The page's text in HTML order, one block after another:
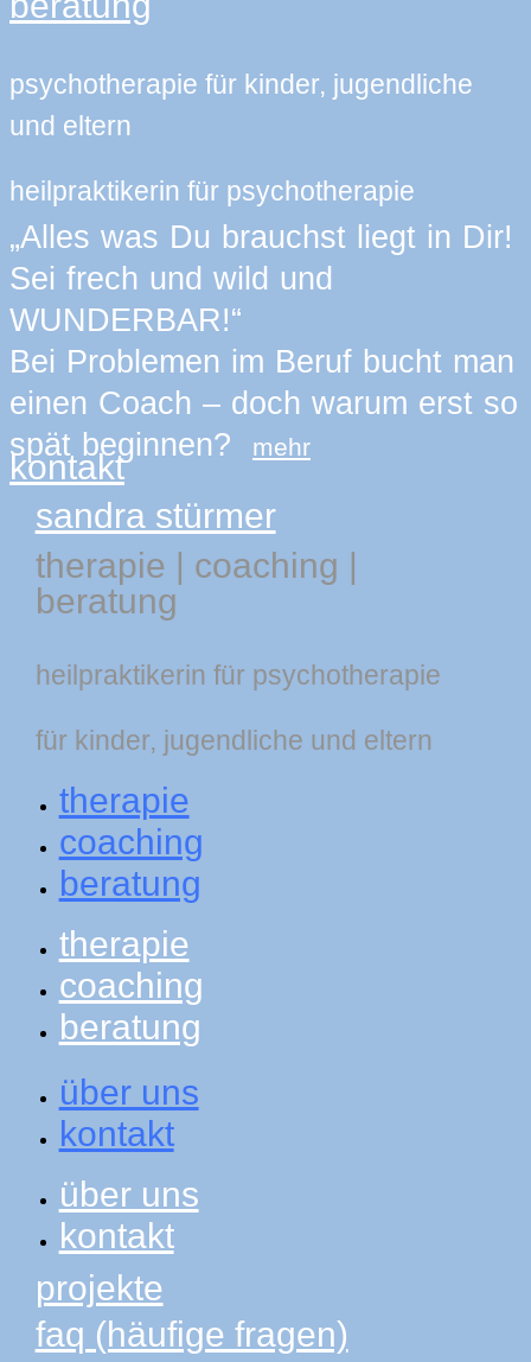
psychotherapie für kinder, jugendliche
und eltern
heilpraktikerin für psychotherapie
„Alles was Du brauchst liegt in Dir!
Sei frech und wild und
WUNDERBAR!“
Bei Problemen im Beruf bucht man
einen Coach – doch warum erst so
spät beginnen?
mehr
kontakt
sandra stürmer
therapie
coaching
beratung
heilpraktikerin für psychotherapie
für kinder, jugendliche und eltern
therapie
coaching
beratung
therapie
coaching
beratung
über uns
kontakt
über uns
kontakt
projekte
faq (häufige fragen)